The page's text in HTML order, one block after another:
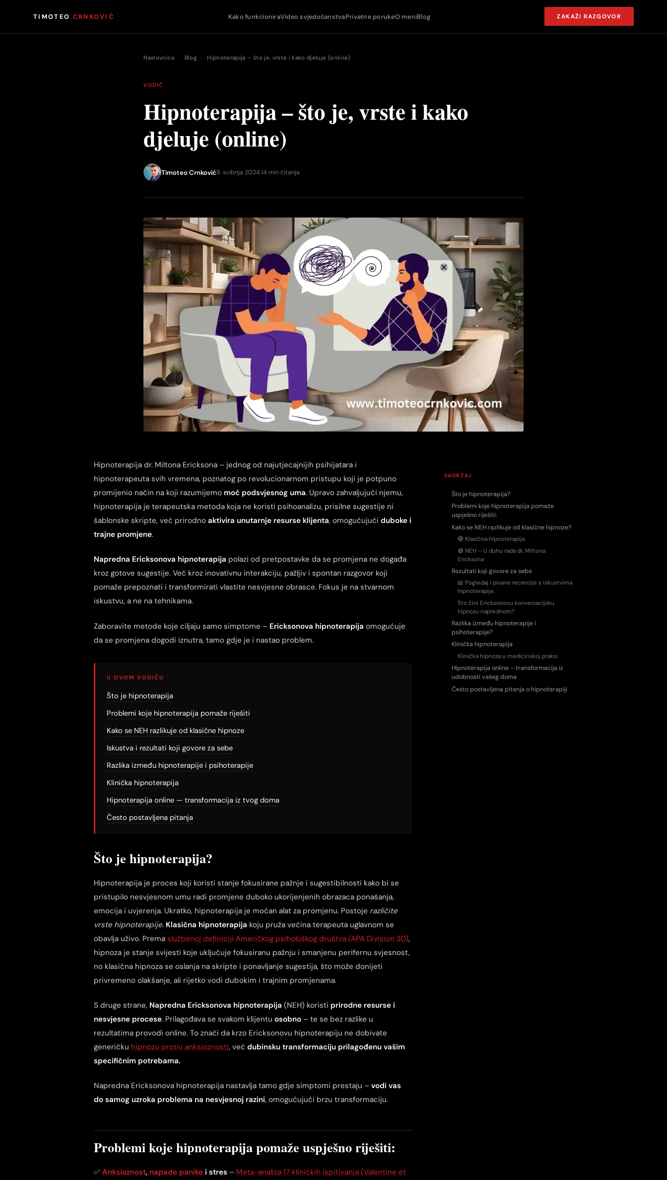
TIMOTEO CRNKOVIĆ Kako funkcioniraVideo svjedočanstvaPrivatne porukeO meniBlog ZAKAŽI RAZGOVOR
Naslovnica › Blog › Hipnoterapija – što je, vrste i kako djeluje (online)
VODIČ
Hipnoterapija – što je, vrste i kako
djeluje (online)
Timoteo Crnković8. svibnja 2024.14 min čitanja
Hipnoterapija dr. Miltona Ericksona – jednog od najutjecajnijih psihijatara i
hipnoterapeuta svih vremena, poznatog po revolucionarnom pristupu koji je potpuno
promijenio način na koji razumijemo moć podsvjesnog uma. Upravo zahvaljujući njemu,
hipnoterapija je terapeutska metoda koja ne koristi psihoanalizu, prisilne sugestije ni
šablonske skripte, već prirodno aktivira unutarnje resurse klijenta, omogućujućiduboke i
trajne promjene.
Napredna Ericksonova hipnoterapija polazi od pretpostavke da se promjena ne događa
kroz gotove sugestije. Već kroz inovativnu interakciju, pažljiv i spontan razgovor koji
pomaže prepoznati i transformirati vlastite nesvjesne obrasce. Fokus je na stvarnom
iskustvu, a ne na tehnikama.
Zaboravite metode koje ciljaju samo simptome – Ericksonova hipnoterapija omogućuje
da se promjena dogodi iznutra, tamo gdje je i nastao problem.
U OVOM VODIČU
Što je hipnoterapija
Problemi koje hipnoterapija pomaže riješiti
Kako se NEH razlikuje od klasične hipnoze
Iskustva i rezultati koji govore za sebe
Razlika između hipnoterapije i psihoterapije
Klinička hipnoterapija
Hipnoterapija online — transformacija iz tvog doma
Često postavljena pitanja
Što je hipnoterapija?
Hipnoterapija je proces koji koristi stanje fokusirane pažnje i sugestibilnosti kako bi se
pristupilo nesvjesnom umu radi promjene duboko ukorijenjenih obrazaca ponašanja,
emocija i uvjerenja. Ukratko, hipnoterapija je moćan alat za promjenu. Postoje različite
vrste hipnoterapije. Klasična hipnoterapija koju pruža većina terapeuta uglavnom se
obavlja uživo. Prema službenoj definiciji Američkog psihološkog društva (APA Division 30),
hipnoza je stanje svijesti koje uključuje fokusiranu pažnju i smanjenu perifernu svjesnost,
no klasična hipnoza se oslanja na skripte i ponavljanje sugestija, što može donijeti
privremeno olakšanje, ali rijetko vodi dubokim i trajnim promjenama.
S druge strane, Napredna Ericksonova hipnoterapija (NEH) koristi prirodne resurse i
nesvjesne procese. Prilagođava se svakom klijentuosobno – te se bez razlike u
rezultatima provodi online. To znači da krzo Ericksonovu hipnoterapiju ne dobivate
generičku hipnozu protiv anksioznosti, većdubinsku transformaciju prilagođenu vašim
specifičnim potrebama.
Napredna Ericksonova hipnoterapija nastavlja tamo gdje simptomi prestaju –vodi vas
do samog uzroka problema na nesvjesnoj razini, omogućujući brzu transformaciju.
Problemi koje hipnoterapija pomaže uspješno riješiti:
✅Anksioznost, napade panike i stres – Meta-analiza 17 kliničkih ispitivanja (Valentine et
SADRŽAJ
Što je hipnoterapija?
Problemi koje hipnoterapija pomaže
uspješno riješiti:
Kako se NEH razlikuje od klasične hipnoze?
🔴 Klasična hipnoterapija
🟢 NEH – U duhu rada dr. Miltona
Ericksona
Rezultati koji govore za sebe
📖 Pogledaj i pisane recenzije s iskustvima
hipnoterapije.
Što čini Ericksonovu konverzacijsku
hipnozu naprednom?
Razlika između hipnoterapije i
psihoterapije?
Klinička hipnoterapija
Klinička hipnoza u medicinskoj praksi
Hipnoterapija online – transformacija iz
udobnosti vašeg doma
Često postavljena pitanja o hipnoterapiji